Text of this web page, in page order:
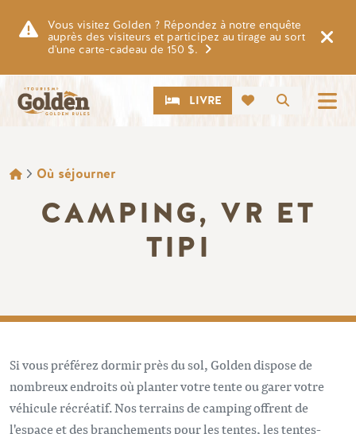
Vous visitez Golden ? Répondez à notre enquête
auprès des visiteurs et participez au tirage au sort
d'une carte-cadeau de 150 $.
CTALIVRE
FIL D'ARIANE
Où séjourner
CAMPING, VR ET
TIPI
Si vous préférez dormir près du sol, Golden dispose de
nombreux endroits où planter votre tente ou garer votre
véhicule récréatif. Nos terrains de camping offrent de
l'espace et des branchements pour les tentes, les tentes-